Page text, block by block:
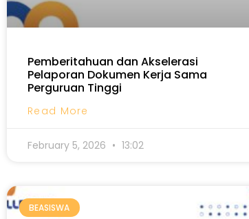
Pemberitahuan dan Akselerasi
Pelaporan Dokumen Kerja Sama
Perguruan Tinggi
Read More
February 5, 2026 13:02
BEASISWA